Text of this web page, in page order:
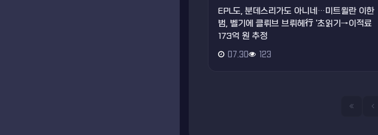
EPL도, 분데스리가도 아니네…미트윌란 이한
범, 벨기에 클뤼브 브뤼헤行 '초읽기→이적료
173억 원 추정
07.30 123